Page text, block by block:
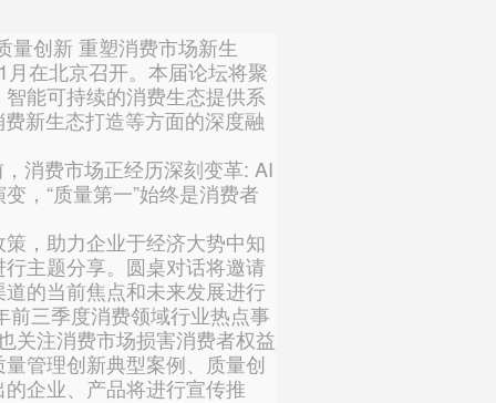
创新 重塑消费市场新生
在北京召开。本届论坛将聚
能可持续的消费生态提供系
新生态打造等方面的深度融
消费市场正经历深刻变革: AI
，“质量第一”始终是消费者
，助力企业于经济大势中知
主题分享。圆桌对话将邀请
的当前焦点和未来发展进行
三季度消费领域行业热点事
关注消费市场损害消费者权益
管理创新典型案例、质量创
企业、产品将进行宣传推